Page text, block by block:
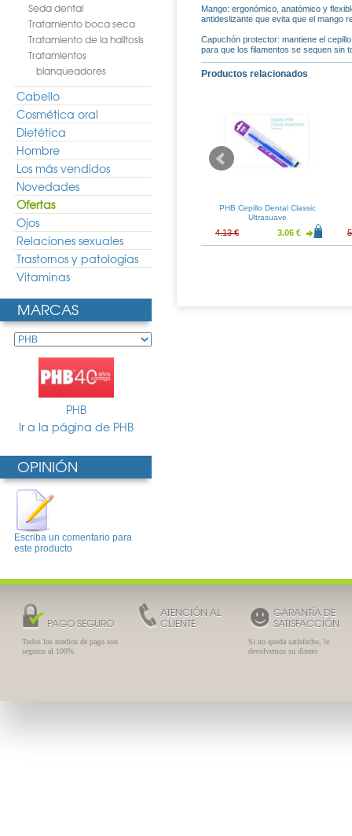
Seda dental
Tratamiento boca seca
Tratamiento de la halitosis
Tratamientos
blanqueadores
Cabello
Cosmética oral
Dietética
Hombre
Los más vendidos
Novedades
Ofertas
Ojos
Relaciones sexuales
Trastornos y patologias
Vitaminas
MARCAS
PHB
Ir a la página de PHB
OPINIÓN
Escriba un comentario para
este producto
Mango: ergonómico, anatómico y
antideslizante que evita que el mango
Capuchón protector: mantiene el
para que los filamentos se sequen sin
Productos relacionados
Infantil
3.03 € 13.02 € 9.64 €
PHB Cepillo Dental Classic
Ultrasuave
4.13 € 3.06 €
PAGO SEGURO
Todos los medios de pago son
seguros al 100%
ATENCIÓN AL
CLIENTE
GARANTÍA DE
SATISFACCIÓN
Si no queda satisfecho, le
devolvemos su dinero